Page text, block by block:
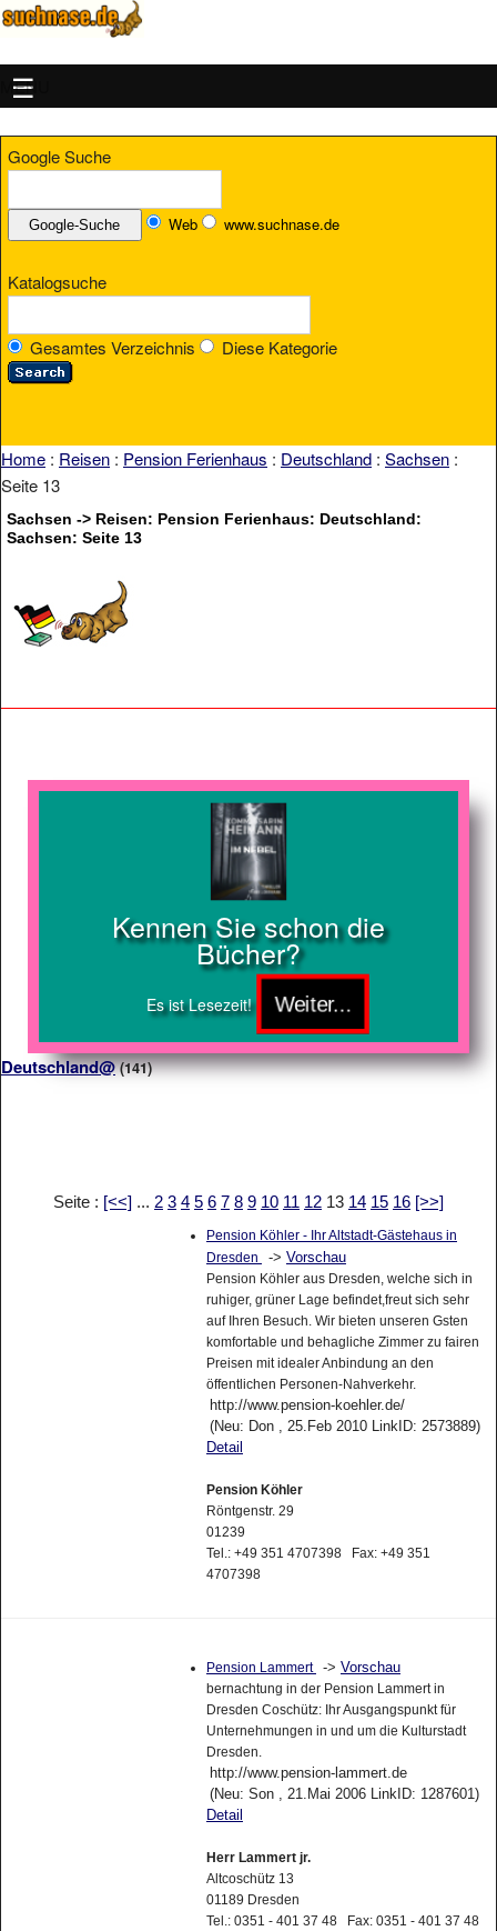
MENU
Google Suche
Web www.suchnase.de
Katalogsuche
Gesamtes Verzeichnis Diese Kategorie
Home : Reisen : Pension Ferienhaus : Deutschland : Sachsen :
Seite 13
Sachsen -> Reisen: Pension Ferienhaus: Deutschland:
Sachsen: Seite 13
Kennen Sie schon die
Bücher?
Es ist Lesezeit!
Deutschland@ (141)
Seite : [<<] ... 2 3 4 5 6 7 8 9 10 11 12 13 14 15 16 [>>]
Pension Köhler - Ihr Altstadt-Gästehaus in
Dresden
-> Vorschau
Pension Köhler aus Dresden, welche sich in
ruhiger, grüner Lage befindet,freut sich sehr
auf Ihren Besuch. Wir bieten unseren Gsten
komfortable und behagliche Zimmer zu fairen
Preisen mit idealer Anbindung an den
öffentlichen Personen-Nahverkehr.
http://www.pension-koehler.de/
(Neu: Don , 25.Feb 2010 LinkID: 2573889)
Detail
Pension Köhler
Röntgenstr. 29
01239
Tel.: +49 351 4707398 Fax: +49 351
4707398
Pension Lammert -> Vorschau
bernachtung in der Pension Lammert in
Dresden Coschütz: Ihr Ausgangspunkt für
Unternehmungen in und um die Kulturstadt
Dresden.
http://www.pension-lammert.de
(Neu: Son , 21.Mai 2006 LinkID: 1287601)
Detail
Herr Lammert jr.
Altcoschütz 13
01189 Dresden
Tel.: 0351 - 401 37 48 Fax: 0351 - 401 37 48